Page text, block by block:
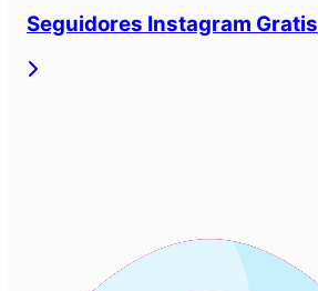
Seguidores Instagram Gratis